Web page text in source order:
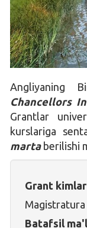
Angliyaning
Chancellors
Grantlar
kurslariga
marta berilishi
Grant kimlar
Magistratura
Batafsil